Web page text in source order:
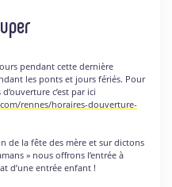
pendant cette dernière
les ponts et jours fériés. Pour
c’est par ici
rennes/horaires-douverture-
de la fête des mère et sur dictons
» nous offrons l’entrée à
d’une entrée enfant !